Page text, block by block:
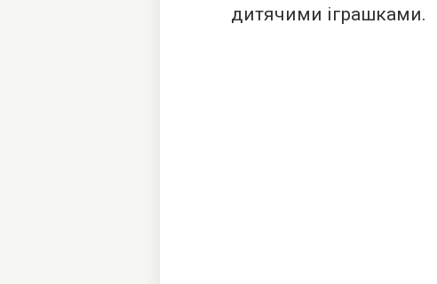
дитячими іграшками.